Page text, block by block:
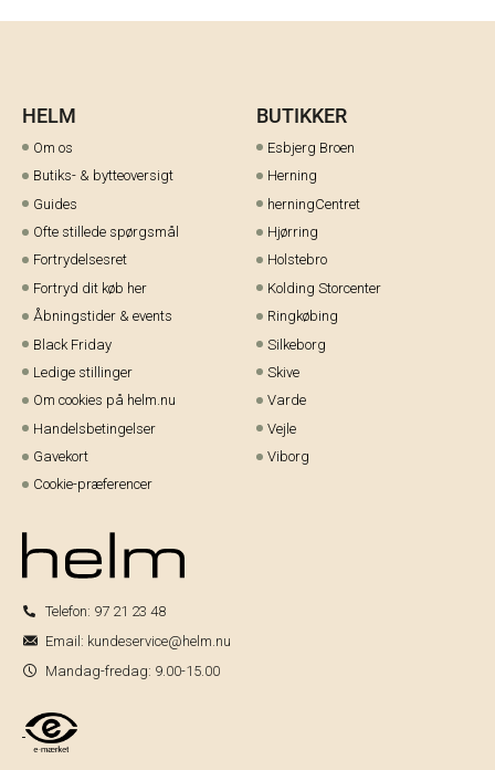
HELM
Om os
Butiks- & bytteoversigt
Guides
Ofte stillede spørgsmål
Fortrydelsesret
Fortryd dit køb her
Åbningstider & events
Black Friday
Ledige stillinger
Om cookies på helm.nu
Handelsbetingelser
Gavekort
Cookie-præferencer
BUTIKKER
Esbjerg Broen
Herning
herningCentret
Hjørring
Holstebro
Kolding Storcenter
Ringkøbing
Silkeborg
Skive
Varde
Vejle
Viborg
Telefon: 97 21 23 48
Email: kundeservice@helm.nu
Mandag-fredag: 9.00-15.00